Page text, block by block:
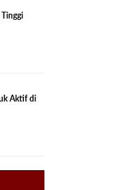
Tinggi
Aktif di